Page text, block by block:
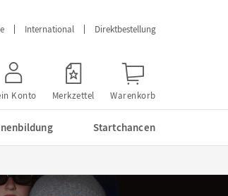
International Direktbestellung
Konto Merkzettel Warenkorb
Startchancen